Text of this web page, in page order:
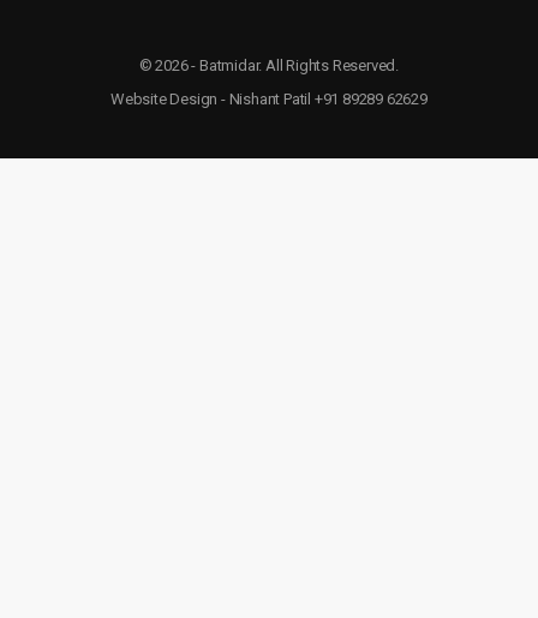
© 2026 - Batmidar. All Rights Reserved.
Website Design - Nishant Patil +91 89289 62629